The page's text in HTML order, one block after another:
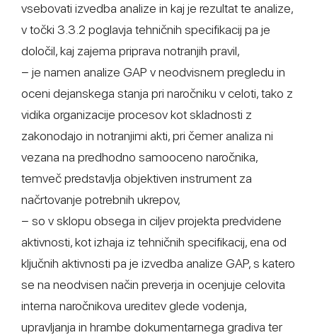
vsebovati izvedba analize in kaj je rezultat te analize,
v točki 3.3.2 poglavja tehničnih specifikacij pa je
določil, kaj zajema priprava notranjih pravil,
− je namen analize GAP v neodvisnem pregledu in
oceni dejanskega stanja pri naročniku v celoti, tako z
vidika organizacije procesov kot skladnosti z
zakonodajo in notranjimi akti, pri čemer analiza ni
vezana na predhodno samooceno naročnika,
temveč predstavlja objektiven instrument za
načrtovanje potrebnih ukrepov,
− so v sklopu obsega in ciljev projekta predvidene
aktivnosti, kot izhaja iz tehničnih specifikacij, ena od
ključnih aktivnosti pa je izvedba analize GAP, s katero
se na neodvisen način preverja in ocenjuje celovita
interna naročnikova ureditev glede vodenja,
upravljanja in hrambe dokumentarnega gradiva ter